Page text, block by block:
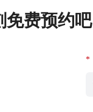
免费预约吧
*